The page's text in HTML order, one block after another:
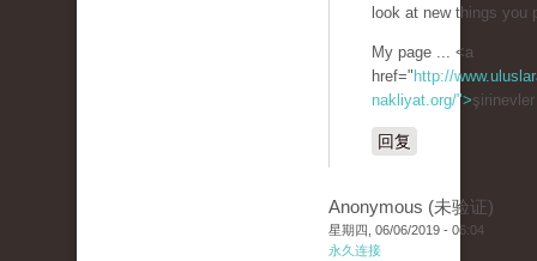
look at new things
My page ... <a
href=" http://
nakliyat.org/">
回复
Anonymous (未验证)
星期四, 06/06/2019 - 06:04
永久连接